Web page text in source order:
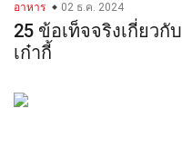
อาหาร 02 ธ.ค. 2024
25 ข้อเท็จจริงเกี่ยวกับ
เก๋ากี้